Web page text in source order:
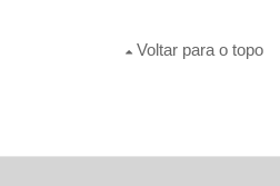
Voltar para o topo